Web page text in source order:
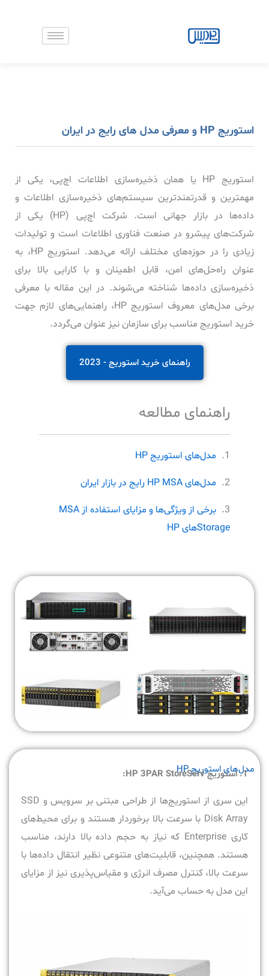
استوریج HP و معرفی مدل های رایج در ایران
استوریج HP یا همان ذخیره‌سازی اطلاعات اچ‌پی، یکی از
مهمترین و قدرتمندترین سیستم‌های ذخیره‌سازی اطلاعات و
داده‌ها در بازار جهانی است. شرکت اچ‌پی (HP) یکی از
شرکت‌های پیشرو در صنعت فناوری اطلاعات است و تولیدات
زیادی را در حوزه‌های مختلف ارائه می‌دهد. استوریج HP، به
عنوان راه‌حل‌های امن، قابل اطمینان و با کارایی بالا برای
ذخیره‌سازی داده‌ها شناخته می‌شوند. در این مقاله با معرفی
برخی مدل‏‌های معروف استوریج HP، راهنمایی‌های لازم جهت
خرید استوریج مناسب برای سازمان نیز عنوان می‌‏گردد.
راهنمای خرید استوریج - 2023
راهنمای مطالعه
مدل‌های استوریج HP
مدل‌های HP MSA رایج در بازار ایران
برخی از ویژگی‌ها و مزایای استفاده از MSA
Storageهای HP
مدل‌های استوریج HP
1. استوریجHP 3PAR StoreServ
:
این سری از استوریج‌ها از طراحی مبتنی بر سرویس و SSD
Disk Array با سرعت بالا برخوردار هستند و برای محیط‌های
کاری Enterprise که نیاز به حجم داده بالا دارند، مناسب
هستند. همچنین، قابلیت‌های متنوعی نظیر انتقال داده‌ها با
سرعت بالا، کنترل مصرف انرژی و مقیاس‌پذیری نیز از مزایای
این مدل به حساب می‌آید.